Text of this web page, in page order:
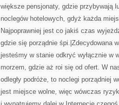
większe pensjonaty, gdzie przybywają
noclegów hotelowych, gdyż każda
Najpoprawniej jest co jakiś czas
gdzie się porządnie śpi.|Zdecydowana
jesteśmy w stanie odkryć wyłącznie w
morzem, gdzie aż roi się od ofert. W
odległy podróże, to noclegi porządniej
jest miejsce wolne, więc wówczas